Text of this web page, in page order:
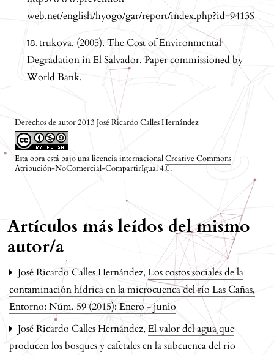
Derechos de autor 2013 José Ricardo Calles Hernández
Esta obra está bajo una licencia internacionalCreative Commons
Atribución-NoComercial-CompartirIgual 4.0.
web.net/english/hyogo/gar/report/index.php?id=9413S
trukova. (2005). The Cost of Environmental
Degradation in El Salvador. Paper commissioned by
World Bank.
Artículos más leídos del mismo
autor/a
José Ricardo Calles Hernández, Los costos sociales de la
contaminación hídrica en la microcuenca del río Las Cañas,
Entorno: Núm. 59 (2015): Enero - junio
José Ricardo Calles Hernández, El valor del agua que
producen los bosques y cafetales en la subcuenca del río